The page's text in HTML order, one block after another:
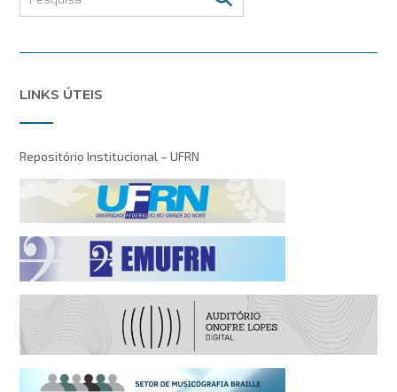
LINKS ÚTEIS
Repositório Institucional – UFRN